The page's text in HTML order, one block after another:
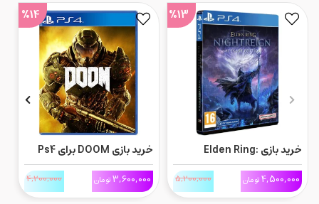
%13
خرید بازی Elden Ring:
Nightreign نسخه Seekers
Edition برای Ps4
4,500,000تومان 5,200,000
%14
خرید بازی DOOM برای Ps4
3,600,000تومان 4,200,000